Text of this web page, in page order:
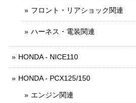
フロント・リアショック関連
ハーネス・電装関連
HONDA - NICE110
HONDA - PCX125/150
エンジン関連